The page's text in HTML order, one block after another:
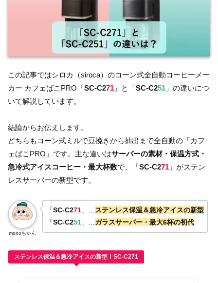
この記事ではシロカ（siroca）のコーン式全自動コーヒーメー
カー カフェばこPRO「SC-C271 」と「SC-C251 」の違いにつ
いて解説しています。
結論からお伝えします。
どちらもコーン式ミルで豆挽きから抽出まで全自動の「カフ
ェばこPRO」です。主な違いはサーバーの素材・保温方式・
急冷式アイスコーヒー・最大杯数で、「SC-C271 」がステン
レスサーバーの新型です。
monoちゃん
「SC-C271 」…
ステンレス保温＆急冷アイスの新型
「SC-C251 」… ガラスサーバー・最大6杯の初代
ステンレス保温＆急冷アイスの新型！SC-C271